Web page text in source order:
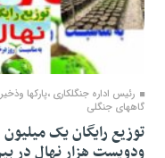
رئیس اداره جنگلکاری ،پارکها
گاههای جنگلی
توزیع رایگان یک میلیون
ودویست هزار نهال در